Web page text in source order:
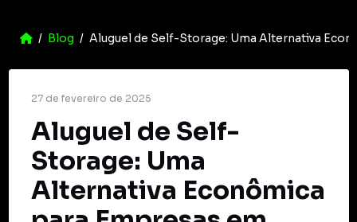
Home
Blog Aluguel de Self-Storage: Uma Alternativa
27 de fevereiro de 2025
Aluguel de Self-
Storage: Uma
Alternativa Econômica